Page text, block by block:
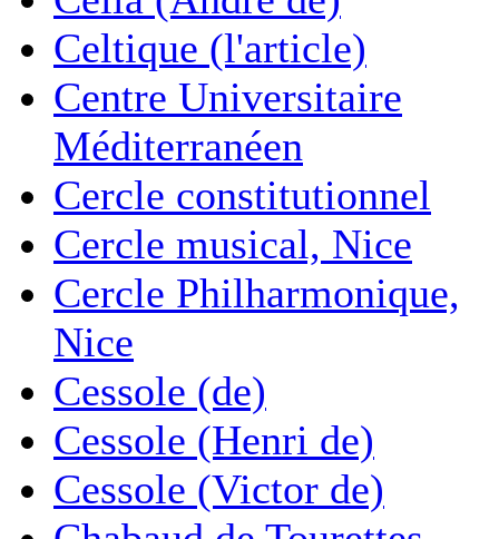
Celtique (l'article)
Centre Universitaire
Méditerranéen
Cercle constitutionnel
Cercle musical, Nice
Cercle Philharmonique,
Nice
Cessole (de)
Cessole (Henri de)
Cessole (Victor de)